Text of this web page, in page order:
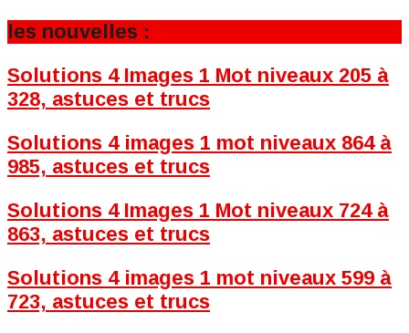
les nouvelles :
Solutions 4 Images 1 Mot niveaux 205 à
328, astuces et trucs
Solutions 4 images 1 mot niveaux 864 à
985, astuces et trucs
Solutions 4 Images 1 Mot niveaux 724 à
863, astuces et trucs
Solutions 4 images 1 mot niveaux 599 à
723, astuces et trucs